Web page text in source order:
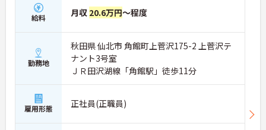
給料 月収 20.6万円～程度
勤務地
秋田県 仙北市 角館町上菅沢175-2 上菅沢テ
ナント3号室
ＪＲ田沢湖線「角館駅」徒歩11分
雇用形態 正社員(正職員)